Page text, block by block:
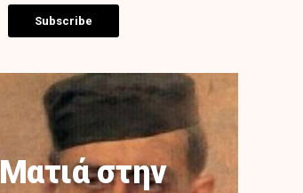
Subscribe
Ματιά στην